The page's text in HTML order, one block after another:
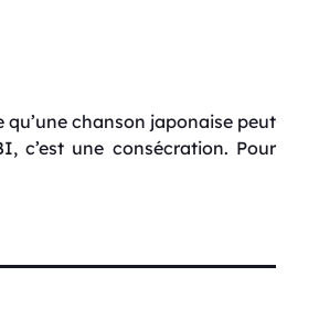
qu’une chanson japonaise peut
c’est une consécration. Pour